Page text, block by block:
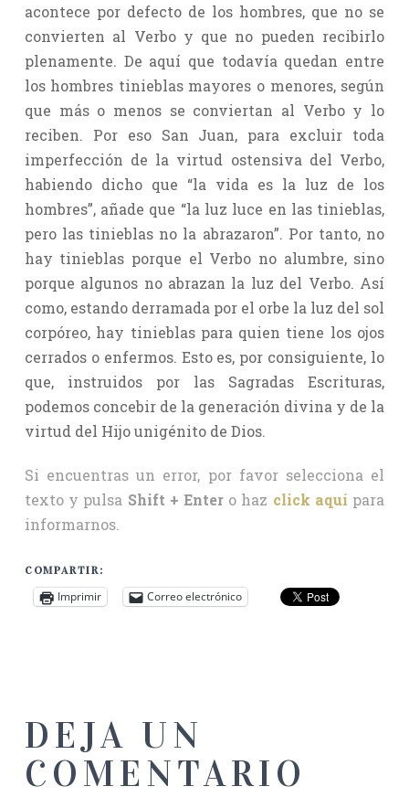
acontece por defecto de los hombres, que no se
convierten al Verbo y que no pueden recibirlo
plenamente. De aquí que todavía quedan entre
los hombres tinieblas mayores o menores, según
que más o menos se conviertan al Verbo y lo
reciben. Por eso San Juan, para excluir toda
imperfección de la virtud ostensiva del Verbo,
habiendo dicho que “la vida es la luz de los
hombres”, añade que “la luz luce en las tinieblas,
pero las tinieblas no la abrazaron”. Por tanto, no
hay tinieblas porque el Verbo no alumbre, sino
porque algunos no abrazan la luz del Verbo. Así
como, estando derramada por el orbe la luz del sol
corpóreo, hay tinieblas para quien tiene los ojos
cerrados o enfermos. Esto es, por consiguiente, lo
que, instruidos por las Sagradas Escrituras,
podemos concebir de la generación divina y de la
virtud del Hijo unigénito de Dios.
Si encuentras un error, por favor selecciona el
texto y pulsa Shift + Enter o haz click aquí para
informarnos.
COMPARTIR:
Imprimir Correo electrónico
DEJA UN
COMENTARIO